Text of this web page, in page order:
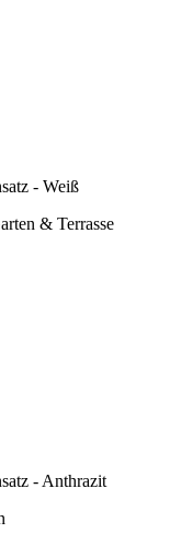
- Weiß
& Terrasse
- Anthrazit